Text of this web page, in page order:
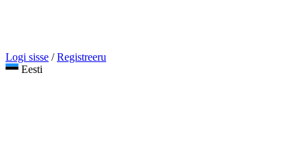
Logi sisse / Registreeru
Eesti